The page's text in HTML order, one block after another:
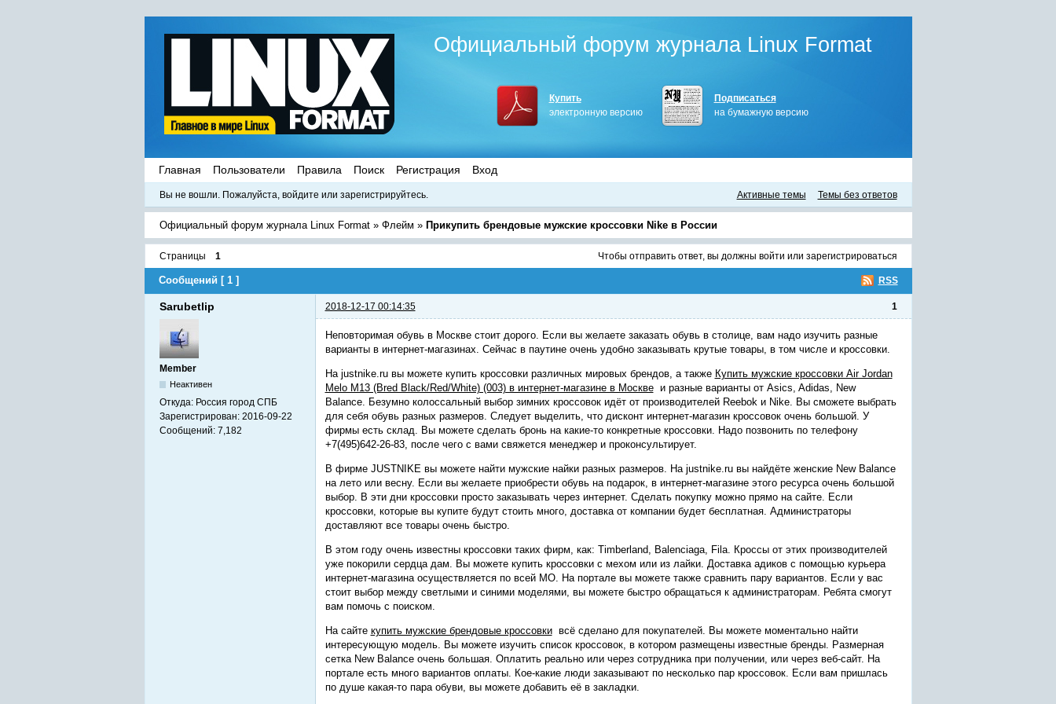
Официальный форум журнала Linux Format
Купить
электронную версию
Подписаться
на бумажную версию
Главная Пользователи Правила Поиск Регистрация Вход
Вы не вошли. Пожалуйста, войдите или зарегистрируйтесь. Активные темы Темы без ответов
Официальный форум журнала Linux Format » Флейм » Прикупить брендовые мужские кроссовки Nike в России
Страницы 1 Чтобы отправить ответ, вы должны войти или зарегистрироваться
RSS
Сообщений [ 1 ]
1
Sarubetlip 2018-12-17 00:14:35
Member
Неактивен
Откуда: Россия город СПБ
Зарегистрирован: 2016-09-22
Сообщений: 7,182
Неповторимая обувь в Москве стоит дорого. Если вы желаете заказать обувь в столице, вам надо изучить разные
варианты в интернет-магазинах. Сейчас в паутине очень удобно заказывать крутые товары, в том числе и кроссовки.
На justnike.ru вы можете купить кроссовки различных мировых брендов, а также Купить мужские кроссовки Air Jordan
Melo M13 (Bred Black/Red/White) (003) в интернет-магазине в Москвеи разные варианты от Asics, Adidas, New
Balance. Безумно колоссальный выбор зимних кроссовок идёт от производителей Reebok и Nike. Вы сможете выбрать
для себя обувь разных размеров. Следует выделить, что дисконт интернет-магазин кроссовок очень большой. У
фирмы есть склад. Вы можете сделать бронь на какие-то конкретные кроссовки. Надо позвонить по телефону
+7(495)642-26-83, после чего с вами свяжется менеджер и проконсультирует.
В фирме JUSTNIKE вы можете найти мужские найки разных размеров. На justnike.ru вы найдёте женские New Balance
на лето или весну. Если вы желаете приобрести обувь на подарок, в интернет-магазине этого ресурса очень большой
выбор. В эти дни кроссовки просто заказывать через интернет. Сделать покупку можно прямо на сайте. Если
кроссовки, которые вы купите будут стоить много, доставка от компании будет бесплатная. Администраторы
доставляют все товары очень быстро.
В этом году очень известны кроссовки таких фирм, как: Timberland, Balenciaga, Fila. Кроссы от этих производителей
уже покорили сердца дам. Вы можете купить кроссовки с мехом или из лайки. Доставка адиков с помощью курьера
интернет-магазина осуществляется по всей МО. На портале вы можете также сравнить пару вариантов. Если у вас
стоит выбор между светлыми и синими моделями, вы можете быстро обращаться к администраторам. Ребята смогут
вам помочь с поиском.
На сайте купить мужские брендовые кроссовкивсё сделано для покупателей. Вы можете моментально найти
интересующую модель. Вы можете изучить список кроссовок, в котором размещены известные бренды. Размерная
сетка New Balance очень большая. Оплатить реально или через сотрудника при получении, или через веб-сайт. На
портале есть много вариантов оплаты. Кое-какие люди заказывают по несколько пар кроссовок. Если вам пришлась
по душе какая-то пара обуви, вы можете добавить её в закладки.